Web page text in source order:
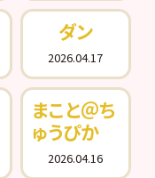
ダン
2026.04.17
まこと＠ち
ゅうぴか
2026.04.16